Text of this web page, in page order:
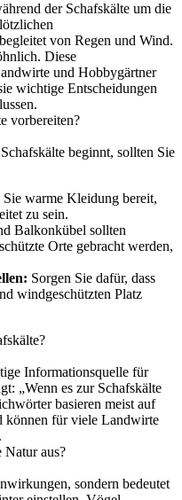
der Schafskälte um die
von Regen und Wind.
Diese
und Hobbygärtner
wichtige Entscheidungen
vorbereiten?
beginnt, sollten Sie
Sie warme Kleidung bereit,
zu sein.
Balkonkübel sollten
Orte gebracht werden,
Sorgen Sie dafür, dass
windgeschützten Platz
Informationsquelle für
„Wenn es zur Schafskälte
basieren meist auf
können für viele Landwirte
aus?
sondern bedeutet